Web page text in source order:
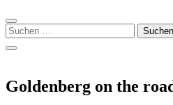
Suchen
nach:
Goldenberg on the